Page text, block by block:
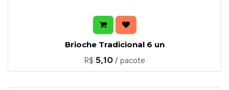
Brioche Tradicional 6 un
R$ 5,10 / pacote